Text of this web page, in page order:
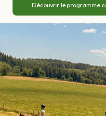
Découvrir le programme